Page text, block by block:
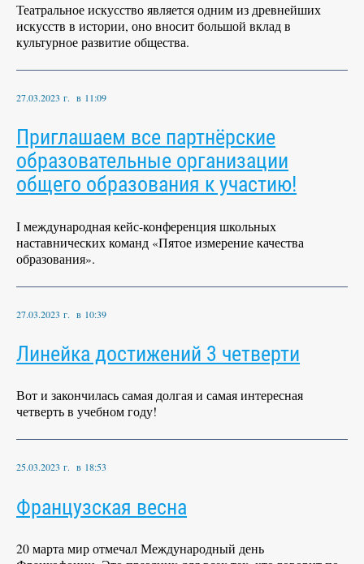
Театральное искусство является одним из древнейших
искусств в истории, оно вносит большой вклад в
культурное развитие общества.
27.03.2023 г. в 11:09
Приглашаем все партнёрские
образовательные организации
общего образования к участию!
I международная кейс-конференция школьных
наставнических команд «Пятое измерение качества
образования».
27.03.2023 г. в 10:39
Линейка достижений 3 четверти
Вот и закончилась самая долгая и самая интересная
четверть в учебном году!
25.03.2023 г. в 18:53
Французская весна
20 марта мир отмечал Международный день